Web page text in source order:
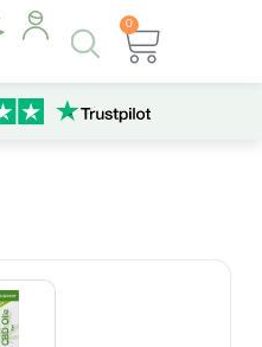
Products
search
0
Kurv